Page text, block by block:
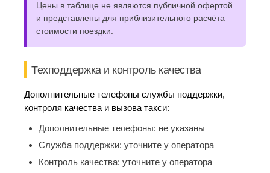
Цены в таблице не являются публичной офертой
и представлены для приблизительного расчёта
стоимости поездки.
Техподдержка и контроль качества
Дополнительные телефоны службы поддержки,
контроля качества и вызова такси:
Дополнительные телефоны: не указаны
Служба поддержки: уточните у оператора
Контроль качества: уточните у оператора